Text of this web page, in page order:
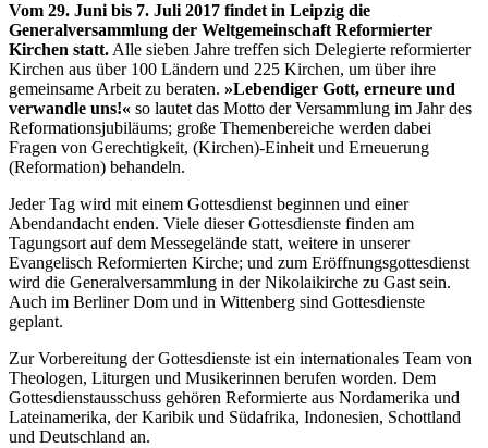
Vom 29. Juni bis 7. Juli 2017 findet in Leipzig die
Generalversammlung der Weltgemeinschaft Reformierter
Kirchen statt.Alle sieben Jahre treffen sich Delegierte reformierter
Kirchen aus über 100 Ländern und 225 Kirchen, um über ihre
gemeinsame Arbeit zu beraten. »Lebendiger Gott, erneure und
verwandle uns!« so lautet das Motto der Versammlung im Jahr des
Reformationsjubiläums; große Themenbereiche werden dabei
Fragen von Gerechtigkeit, (Kirchen)-Einheit und Erneuerung
(Reformation) behandeln.
Jeder Tag wird mit einem Gottesdienst beginnen und einer
Abendandacht enden. Viele dieser Gottesdienste finden am
Tagungsort auf dem Messegelände statt, weitere in unserer
Evangelisch Reformierten Kirche; und zum Eröffnungsgottesdienst
wird die Generalversammlung in der Nikolaikirche zu Gast sein.
Auch im Berliner Dom und in Wittenberg sind Gottesdienste
geplant.
Zur Vorbereitung der Gottesdienste ist ein internationales Team von
Theologen, Liturgen und Musikerinnen berufen worden. Dem
Gottesdienstausschuss gehören Reformierte aus Nordamerika und
Lateinamerika, der Karibik und Südafrika, Indonesien, Schottland
und Deutschland an.